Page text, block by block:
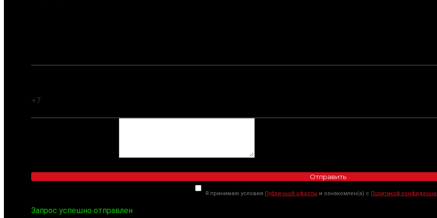
Отправить
Я принимаю условия Публичной оферты и ознакомлен(а) с Политикой
Запрос успешно отправлен